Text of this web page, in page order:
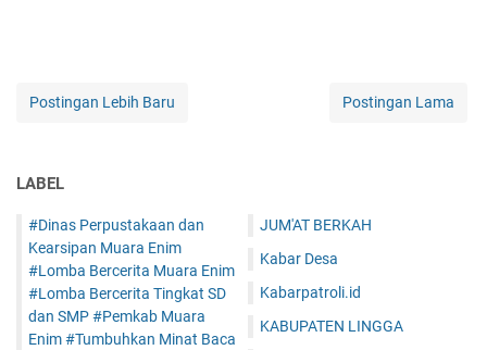
Postingan Lebih Baru Postingan Lama
LABEL
#Dinas Perpustakaan dan
Kearsipan Muara Enim
#Lomba Bercerita Muara Enim
#Lomba Bercerita Tingkat SD
dan SMP #Pemkab Muara
Enim #Tumbuhkan Minat Baca
JUM'AT BERKAH
Kabar Desa
Kabarpatroli.id
KABUPATEN LINGGA